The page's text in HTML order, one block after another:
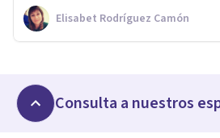
Elisabet Rodríguez Camón
Consulta a nuestros